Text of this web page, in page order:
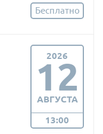
Бесплатно
2026
12
АВГУСТА
13:00